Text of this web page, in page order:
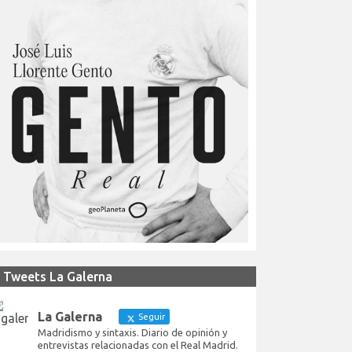
Tweets La Galerna
La Galerna Seguir
Madridismo y sintaxis. Diario de opinión y
entrevistas relacionadas con el Real Madrid.